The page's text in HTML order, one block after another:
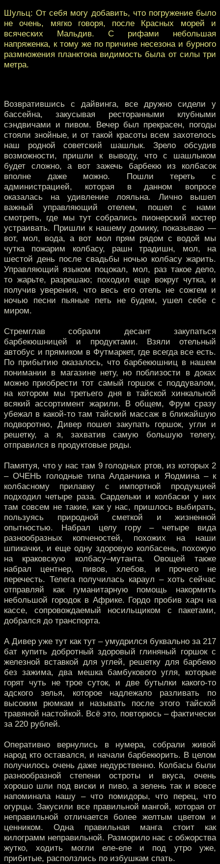
Шульц: От себя могу добавить, что погружение было
не очень, мягко говоря, после Красных морей и
всяческих Мальдив. С рифами небольшая
напряженка, к тому же по причине несезона и бурного
размножения планктона видимость была от силы три
метра.
Возвратившись с дайвинга, все дружно сидели у
бассейна, закусывая ресторанными клубными
сэндвичами и пивом. Вечер был прекрасен, погоды
стояли знойные, и от такой красоты всем захотелось
наш родной советский шашлык. Зрело обсудив
возможности, пришли к выводу, что с шашлыком
будет сложно, а вот зажечь барбекю из колбасок
вполне даже можно. Пошли тереть с
администрацией, которая в данном вопросе
оказалась на удивление лояльна. Лично вышел
важный управляющий отелем, пошел с нами
смотреть, где мы тут собрались пионерский костер
устраивать. Пришли к нашему домику, показываю —
вот, мол, вода, а вот мол прям рядом с водой мы
чутка пожарим колбасу, рашн традишн, мол, на
шестой день после свадьбы ночью колбасу жарить.
Управляющий языком поцокал, мол, раз такое дело,
то жарьте, разрешаю; походил еще вокруг чутка, и
получив уверения, что весь его отель не сожгем и
ночью песни пьяные петь не будем, ушел себе с
миром.
Стремглав собрали десант закупаться
барбекюшницей и продуктами. Взяли отельный
автобус и прямиком в Футмаркет, где всегда все есть.
По прибытию оказалось, что барбекюшниц в нашем
понимании в магазине нету, но поблизости в доках
можно приобрести тот самый горшок с поддувалом,
на котором мы третьего дня в тайской хинкальной
всякий ассортимент жарили. В общем, Фрум сразу
убежал в какой-то там тайский массаж в ближайшую
подворотню, Дивер пошел закупать горшок, угли и
решетку, а я, захватив самую большую телегу,
отправился в продуктовые ряды.
Памятуя, что у нас там 9 голодных ртов, из которых 2
– ОЧЕНЬ голодные типа Алданчика и Яодмина – к
колбасному прилавку с импортной продукцией
подходил четыре раза. Сардельки и колбаски у них
там совсем не такие, как у нас, пришлось выбирать,
пользуясь природной сметкой и жизненной
опытностью. Набрал целу гору – четыре вида
разнообразных копченостей, похожих на наши
шпикачки, и еще одну здоровую колбасень, похожую
на краковскую колбасу–мутанта. Овощей также
набрал центнер, пивов, хлебов, и прочего не
перечесть. Телега получилась караул – хоть сейчас
отправляй как гуманитарную помощь накормить
небольшой городок в Африке. Гордо пробив харч на
кассе, сопровождаемый носильщиком с пакетами,
добрался до транспорта.
А Дивер уже тут как тут – умудрился буквально за 217
бат купить добротный здоровый глиняный горшок с
железной вставкой для углей, решетку для барбекю
без зажима, два мешка бамбукового угля, которые
горят чуть не трое суток, и две бутылки какого-то
адского зелья, которое надлежало разливать по
высоким рюмкам и называть после этого тайской
травяной настойкой. Всё это, повторюсь – фактически
за 220 рублей.
Оперативно вернулись в нумера, собрали живой
народ кто оставался, и начали барбекюрить. В целом
получилось очень даже недурственно. Колбасы были
разнообразной степени остроты и вкуса, очень
хорошо шли под виски и пиво, а зелень так и вовсе
напоминала нашу – что помидоры, что перец, что
огурцы. Закусили все правильной мангой, которая от
неправильной отличается более желтым цветом и
ценником. Одна правильная манга стоит как
килограмм неправильной. Разморило нас с обжорства
жутко, ходить могли еле-еле и под утро уже,
прибитые, расползлись по избушкам спать.